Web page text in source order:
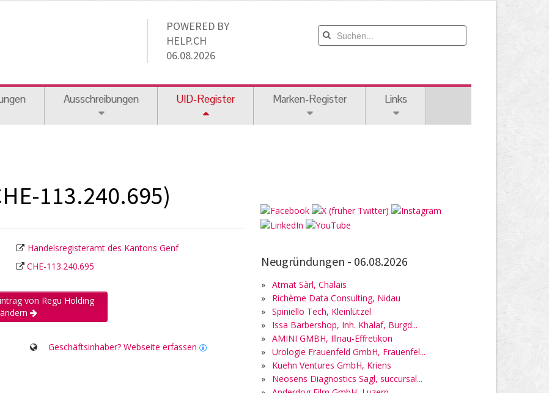
POWERED BY
HELP.CH
06.08.2026
Ausschreibungen UID-Register Marken-Register Links
113.240.695)
Handelsregisteramt des Kantons Genf
CHE-113.240.695
von Regu Holding
Geschäftsinhaber? Webseite erfassen
Neugründungen - 06.08.2026
» Atmat Sàrl, Chalais
»
Richème Data Consulting, Nidau
» Spiniello Tech, Kleinlützel
»
Issa Barbershop, Inh. Khalaf, Burgd...
» AMINI GMBH, Illnau-Effretikon
» Urologie Frauenfeld GmbH, Frauenfel...
»
Kuehn Ventures GmbH, Kriens
»
Neosens Diagnostics Sagl, succursal...